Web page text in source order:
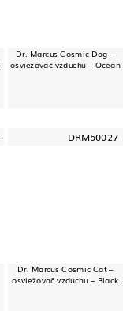
Dr. Marcus Cosmic Dog –
osviežovač vzduchu – Ocean
DRM50027
Dr. Marcus Cosmic Cat –
osviežovač vzduchu – Black